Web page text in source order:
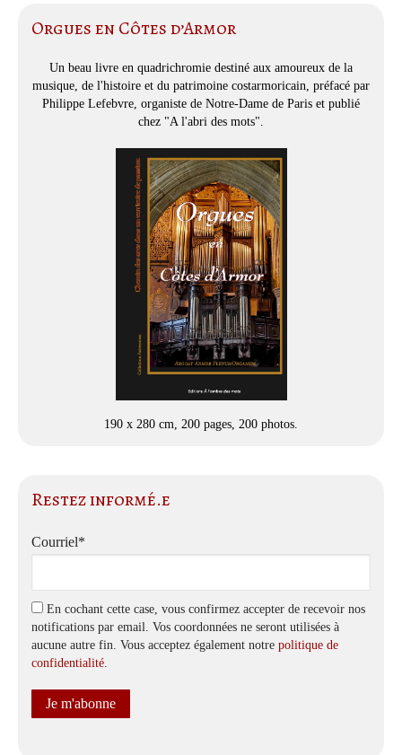
Orgues en Côtes d’Armor
Un beau livre en quadrichromie destiné aux amoureux de la
musique, de l'histoire et du patrimoine costarmoricain, préfacé par
Philippe Lefebvre, organiste de Notre-Dame de Paris et publié
chez "A l'abri des mots".
190 x 280 cm, 200 pages, 200 photos.
Restez informé.e
Courriel*
En cochant cette case, vous confirmez accepter de recevoir nos
notifications par email. Vos coordonnées ne seront utilisées à
aucune autre fin. Vous acceptez également notre politique de
confidentialité